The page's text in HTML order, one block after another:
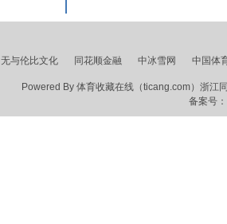
无与伦比文化 同花顺金融 中冰雪网 中国体
Powered By 体育收藏在线（ticang.com）浙江
备案号：